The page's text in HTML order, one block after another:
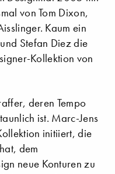
von Tom Dixon,
Kaum ein
Stefan Diez die
Kollektion von
deren Tempo
ist. Marc-Jens
initiiert, die
dem
neue Konturen zu